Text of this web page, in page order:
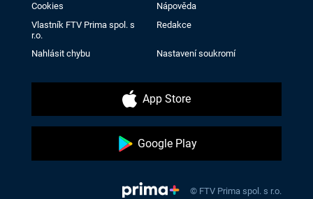
Cookies
Nápověda
Vlastník FTV Prima spol. s
r.o.
Redakce
Nahlásit chybu Nastavení soukromí
App Store
Google Play
© FTV Prima spol. s r.o.